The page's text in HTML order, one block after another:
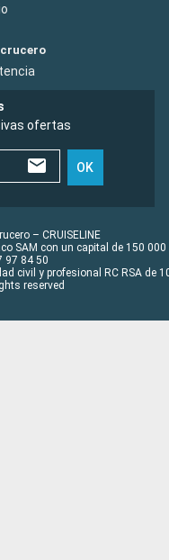
ofertas
OK
– CRUISELINE
SAM con un capital de 150 000
97 84 50
civil y profesional RC RSA de
reserved